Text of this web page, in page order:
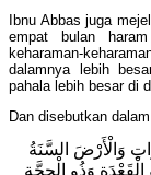
Ibnu Abbas juga
empat bulan
keharaman-
dalamnya lebih
pahala lebih besar di
Dan disebutkan
وَالْأَرْضَ السَّنَةُ
الْقَعْدَةِ وَذُو الْحِجَّةِ